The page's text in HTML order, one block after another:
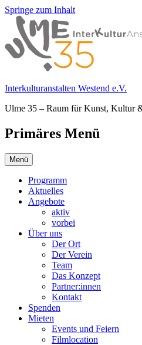
Springe zum Inhalt
Interkulturanstalten Westend e.V.
Ulme 35 – Raum für Kunst, Kultur
Primäres Menü
Menü
Programm
Aktuelles
Angebote
aktiv
vorbei
Über uns
Der Ort
Der Verein
Team
Das Konzept
Partner:innen
Kontakt
Spenden
Mieten
Events und Feiern
Filmlocation